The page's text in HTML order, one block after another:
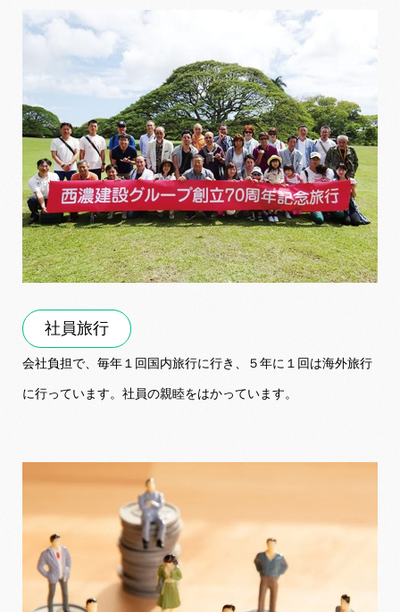
社員旅行
会社負担で、毎年１回国内旅行に行き、５年に１回は海外旅行
に行っています。社員の親睦をはかっています。